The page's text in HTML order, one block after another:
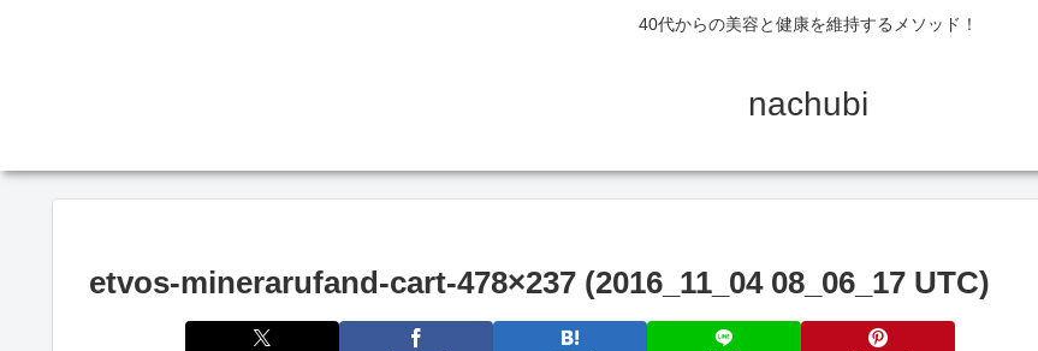
40代からの美容と健康を維持するメソッド！
nachubi
etvos-minerarufand-cart-478×237 (2016_11_04 08_06_17 UTC)